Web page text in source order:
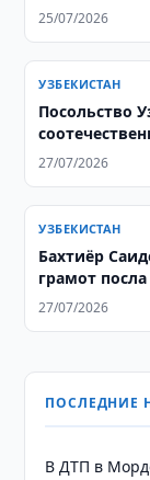
25/07/2026
УЗБЕКИСТАН
Посольство
27/07/2026
УЗБЕКИСТАН
Бахтиёр
грамот посла
27/07/2026
ПОСЛЕДНИЕ
В ДТП в